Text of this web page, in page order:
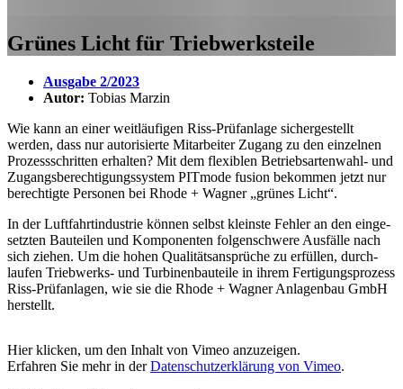
Grünes Licht für Trieb­werks­teile
Ausgabe 2/2023
Autor: Tobias Marzin
Wie kann an einer weit­läu­figen Riss-Prüf­an­lage sicher­ge­stellt
werden, dass nur auto­ri­sierte Mitar­beiter Zugang zu den einzelnen
Prozess­schritten erhalten? Mit dem flexi­blen Betriebs­ar­ten­wahl- und
Zugangs­berechtigungs­system PITmode fusion bekommen jetzt nur
berech­tigte Personen bei Rhode + Wagner „grünes Licht“.
In der Luft­fahrt­in­dus­trie können selbst kleinste Fehler an den einge­
setzten Bauteilen und Kompo­nenten folgen­schwere Ausfälle nach
sich ziehen. Um die hohen Quali­täts­an­sprüche zu erfüllen, durch­
laufen Trieb­werks- und Turbi­nen­bau­teile in ihrem Ferti­gungs­pro­zess
Riss-Prüf­an­lagen, wie sie die Rhode + Wagner Anla­genbau GmbH
herstellt.
Inhalt
von
Vimeo
Hier klicken, um den Inhalt von Vimeo anzu­zeigen.
Erfahren Sie mehr in derDaten­schutz­er­klä­rung von Vimeo.